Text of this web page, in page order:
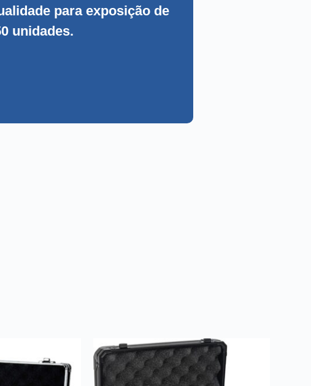
para exposição de
unidades.